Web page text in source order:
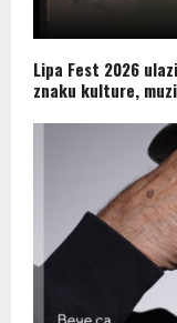
Lipa Fest 2026
znaku kulture,